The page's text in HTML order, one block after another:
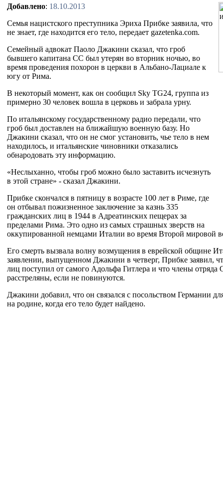
Добавлено: 18.10.2013
Семья нацистского преступника Эриха Прибке заявила, что
не знает, где находится его тело, передает gazetenka.com.
Семейный адвокат Паоло Джакини сказал, что гроб
бывшего капитана СС был утерян во вторник ночью, во
время проведения похорон в церкви в Альбано-Лациале к
югу от Рима.
В некоторый момент, как он сообщил Sky TG24, группа из
примерно 30 человек вошла в церковь и забрала урну.
По итальянскому государственному радио передали, что
гроб был доставлен на ближайшую военную базу. Но
Джакини сказал, что он не смог установить, чье тело в нем
находилось, и итальянские чиновники отказались
обнародовать эту информацию.
«Неслыханно, чтобы гроб можно было заставить исчезнуть
в этой стране» - сказал Джакини.
Прибке скончался в пятницу в возрасте 100 лет в Риме, где
он отбывал пожизненное заключение за казнь 335
гражданских лиц в 1944 в Адреатинских пещерах за
пределами Рима. Это одно из самых страшных зверств на
оккупированной немцами Италии во время Второй мировой
Его смерть вызвала волну возмущения в еврейской общине
заявлении, выпущенном Джакини в четверг, Прибке заявил,
лиц поступил от самого Адольфа Гитлера и что члены отряда
расстреляны, если не повинуются.
Джакини добавил, что он связался с посольством Германии
на родине, когда его тело будет найдено.